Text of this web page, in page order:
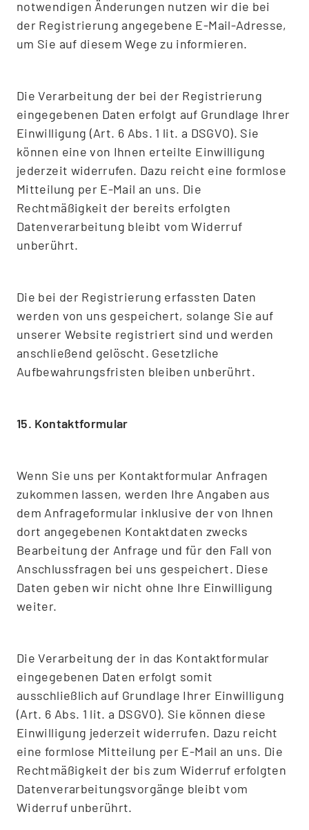
notwendigen Änderungen nutzen wir die bei
der Registrierung angegebene E-Mail-Adresse,
um Sie auf diesem Wege zu informieren.
Die Verarbeitung der bei der Registrierung
eingegebenen Daten erfolgt auf Grundlage Ihrer
Einwilligung (Art. 6 Abs. 1 lit. a DSGVO). Sie
können eine von Ihnen erteilte Einwilligung
jederzeit widerrufen. Dazu reicht eine formlose
Mitteilung per E-Mail an uns. Die
Rechtmäßigkeit der bereits erfolgten
Datenverarbeitung bleibt vom Widerruf
unberührt.
Die bei der Registrierung erfassten Daten
werden von uns gespeichert, solange Sie auf
unserer Website registriert sind und werden
anschließend gelöscht. Gesetzliche
Aufbewahrungsfristen bleiben unberührt.
15. Kontaktformular
Wenn Sie uns per Kontaktformular Anfragen
zukommen lassen, werden Ihre Angaben aus
dem Anfrageformular inklusive der von Ihnen
dort angegebenen Kontaktdaten zwecks
Bearbeitung der Anfrage und für den Fall von
Anschlussfragen bei uns gespeichert. Diese
Daten geben wir nicht ohne Ihre Einwilligung
weiter.
Die Verarbeitung der in das Kontaktformular
eingegebenen Daten erfolgt somit
ausschließlich auf Grundlage Ihrer Einwilligung
(Art. 6 Abs. 1 lit. a DSGVO). Sie können diese
Einwilligung jederzeit widerrufen. Dazu reicht
eine formlose Mitteilung per E-Mail an uns. Die
Rechtmäßigkeit der bis zum Widerruf erfolgten
Datenverarbeitungsvorgänge bleibt vom
Widerruf unberührt.